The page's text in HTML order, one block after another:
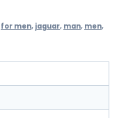
for men, jaguar, man, men,